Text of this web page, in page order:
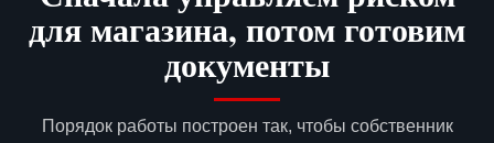
для магазина, потом готовим
документы
Порядок работы построен так, чтобы собственник